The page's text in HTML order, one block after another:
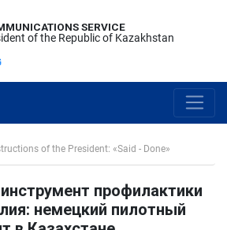
SERVICE
of the Republic of Kazakhstan
of the President: «Said - Done»
профилактики
немецкий пилотный